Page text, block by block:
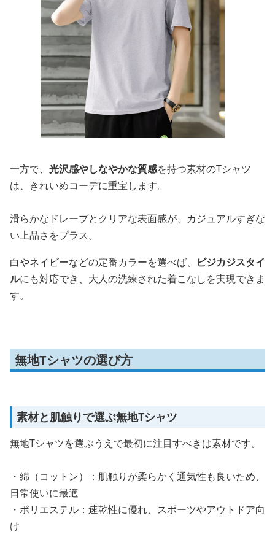
一方で、 光沢感やしなやかな質感を持つ素材のTシャツ
は、きれいめコーデに重宝します。
滑らかなドレープとクリアな表面感が、カジュアルすぎな
い上品さをプラス。
白やネイビーなどの定番カラーを選べば、
ビジカジスタイ
ルにも対応でき、大人の洗練された着こなしを実現できま
す。
無地Tシャツの選び方
素材と肌触りで選ぶ無地Tシャツ
無地Tシャツを選ぶうえで最初に注目すべきは素材です。
・綿（コットン）：肌触りが柔らかく通気性も良いため、
日常使いに最適
・ポリエステル：速乾性に優れ、スポーツやアウトドア向
け